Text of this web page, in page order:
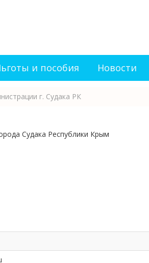
и пособия Новости
г. Судака РК
Судака Республики Крым